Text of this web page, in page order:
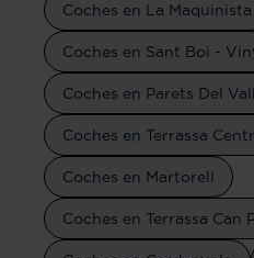
Coches en La Maquinista
Coches en Sant Boi -
Coches en Parets Del
Coches en Terrassa
Coches en Martorell
Coches en Terrassa Can